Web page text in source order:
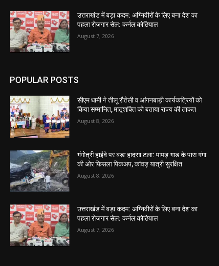
उत्तराखंड में बड़ा कदम: अग्निवीरों के लिए बना देश का
पहला रोजगार सेल: कर्नल कोठियाल
August 7, 2026
POPULAR POSTS
सीएम धामी ने तीलू रौतेली व आंगनबाड़ी कार्यकत्रियों को
किया सम्मानित, मातृशक्ति को बताया राज्य की ताकत
August 8, 2026
गंगोत्री हाईवे पर बड़ा हादसा टला: पापड़ गाड के पास गंगा
की ओर फिसला पिकअप, कांवड़ यात्री सुरक्षित
August 8, 2026
उत्तराखंड में बड़ा कदम: अग्निवीरों के लिए बना देश का
पहला रोजगार सेल: कर्नल कोठियाल
August 7, 2026